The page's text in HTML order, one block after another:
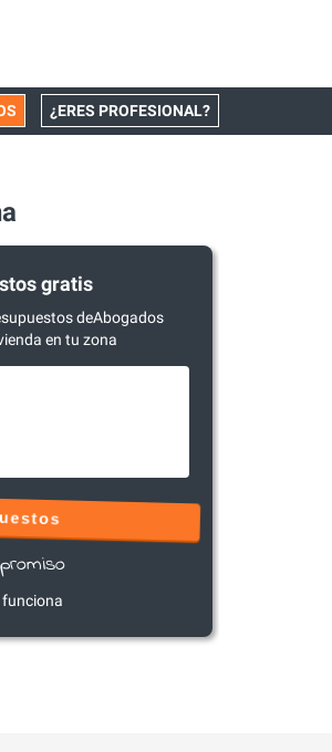
¿ERES PROFESIONAL?
gratis
deAbogados
en tu zona